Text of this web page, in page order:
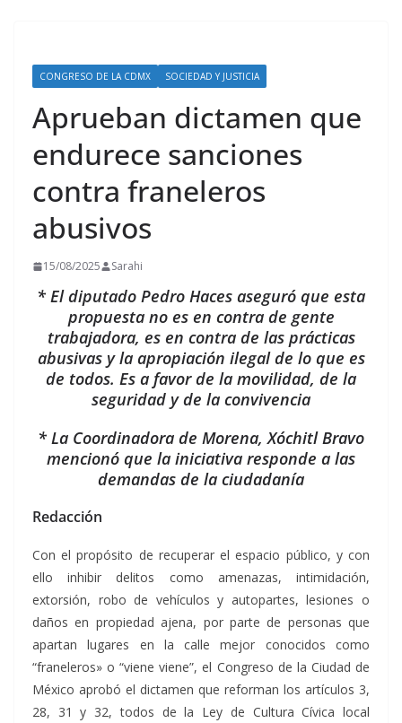
CONGRESO DE LA CDMX SOCIEDAD Y JUSTICIA
Aprueban dictamen que
endurece sanciones
contra franeleros
abusivos
15/08/2025 Sarahi
* El diputado Pedro Haces aseguró que esta
propuesta no es en contra de gente
trabajadora, es en contra de las prácticas
abusivas y la apropiación ilegal de lo que es
de todos. Es a favor de la movilidad, de la
seguridad y de la convivencia
* La Coordinadora de Morena, Xóchitl Bravo
mencionó que la iniciativa responde a las
demandas de la ciudadanía
Redacción
Con el propósito de recuperar el espacio público, y con
ello inhibir delitos como amenazas, intimidación,
extorsión, robo de vehículos y autopartes, lesiones o
daños en propiedad ajena, por parte de personas que
apartan lugares en la calle mejor conocidos como
“franeleros» o “viene viene”, el Congreso de la Ciudad de
México aprobó el dictamen que reforman los artículos 3,
28, 31 y 32, todos de la Ley de Cultura Cívica local